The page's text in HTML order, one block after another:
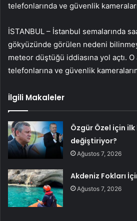
telefonlarında ve güvenlik
İSTANBUL – İstanbul semalarında
gökyüzünde görülen nedeni
meteor düştüğü iddiasına yol açtı.
telefonlarına ve güvenlik
İlgili Makaleler
Özgür Özel için
değiştiriyor?
Ağustos 7, 2026
Akdeniz Fokları
Ağustos 7, 2026